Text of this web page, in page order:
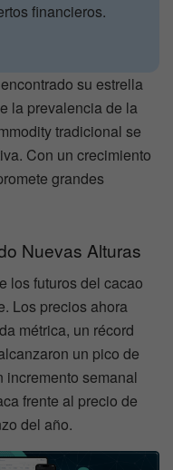
financieros.
su estrella
la prevalencia de la
tradicional se
Con un crecimiento
grandes
Nuevas Alturas
los futuros del cacao
Los precios ahora
métrica, un récord
un pico de
incremento semanal
frente al precio de
del año.